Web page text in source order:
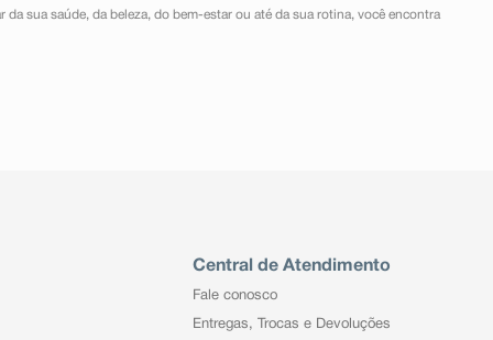
sua saúde, da beleza, do bem-estar ou até da sua rotina, você encontra
Central de Atendimento
Fale conosco
Entregas, Trocas e Devoluções